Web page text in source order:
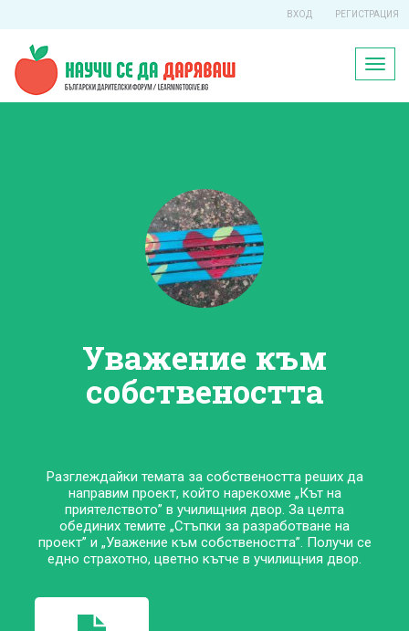
ВХОД РЕГИСТРАЦИЯ
Уважение към
собствеността
Разглеждайки темата за собствеността реших да
направим проект, който нарекохме „Кът на
приятелството” в училищния двор. За целта
обединих темите „Стъпки за разработване на
проект” и „Уважение към собствеността”. Получи се
едно страхотно, цветно кътче в училищния двор.